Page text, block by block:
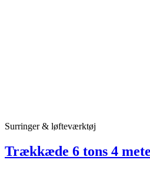
Surringer & løfteværktøj
Trækkæde 6 tons 4